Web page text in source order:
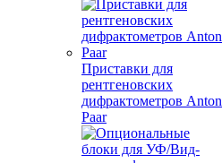
Приставки для
рентгеновских
дифрактометров Anton
Paar